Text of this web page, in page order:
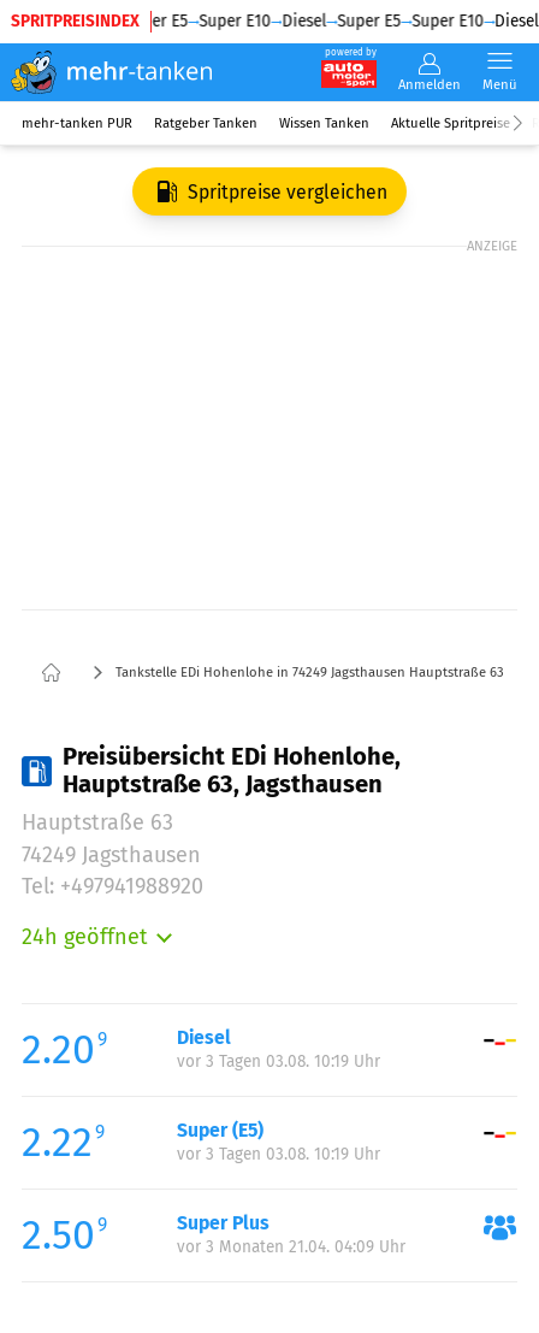
SPRITPREISINDEX
Diesel Super E5 Super E10 Diesel Super E5 Super E10 Diesel
powered by
Anmelden Menü
mehr-tanken PUR Ratgeber Tanken Wissen Tanken Aktuelle Spritpreise
Spritpreise vergleichen
ANZEIGE
Tankstelle EDi Hohenlohe in 74249 Jagsthausen Hauptstraße 63
Preisübersicht EDi Hohenlohe,
Hauptstraße 63, Jagsthausen
Hauptstraße 63
74249 Jagsthausen
Tel: +497941988920
24h geöffnet
Mittwoch:
00:00-24:00
Donnerstag:
Samstag:
00:00-24:00
Sonntag:
2.20 9 Diesel
vor 3 Tagen 03.08. 10:19 Uhr
2.22 9 Super (E5)
vor 3 Tagen 03.08. 10:19 Uhr
2.50 9 Super Plus
vor 3 Monaten 21.04. 04:09 Uhr